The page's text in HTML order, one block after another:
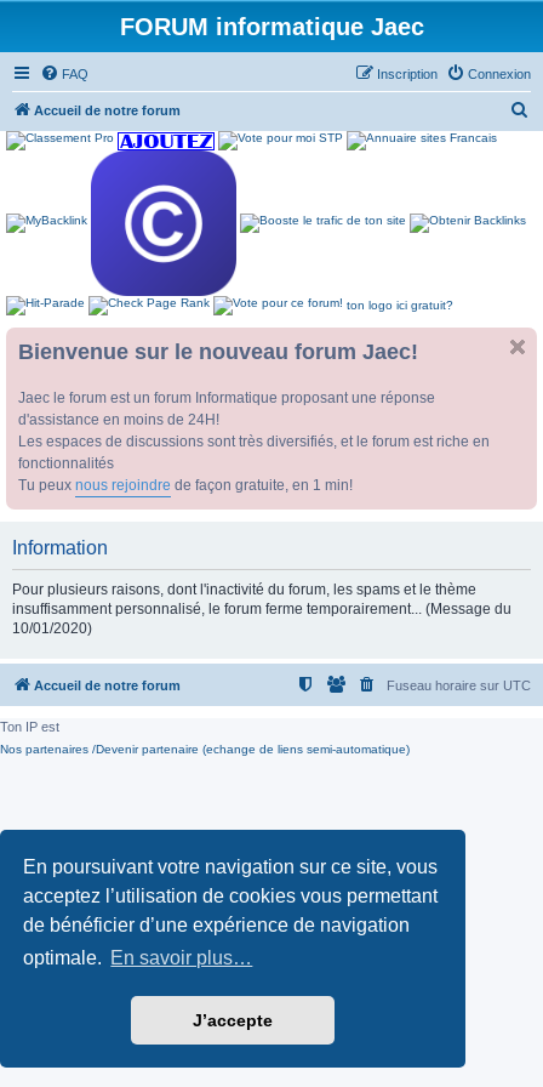
En poursuivant votre navigation sur ce site, vous
acceptez l’utilisation de cookies vous permettant
de bénéficier d’une expérience de navigation
optimale. En savoir plus…
J’accepte
FORUM informatique Jaec
FAQ Connexion
Inscription
Accueil de notre forum
ton logo ici gratuit?
Bienvenue sur le nouveau forum Jaec!
Jaec le forum est un forum Informatique proposant une réponse
d'assistance en moins de 24H!
Les espaces de discussions sont très diversifiés, et le forum est riche en
fonctionnalités
Tu peux nous rejoindre de façon gratuite, en 1 min!
Information
Pour plusieurs raisons, dont l'inactivité du forum, les spams et le thème
insuffisamment personnalisé, le forum ferme temporairement... (Message du
10/01/2020)
Accueil de notre forum Fuseau horaire sur UTC
Ton IP est
Nos partenaires /Devenir partenaire (echange de liens semi-automatique)